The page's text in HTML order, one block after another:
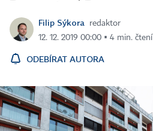
Filip Sýkora
redaktor
12. 12. 2019 00:00 ▪ 4 min. čtení
ODEBÍRAT AUTORA